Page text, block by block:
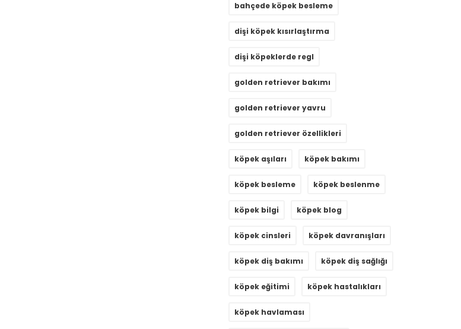
bahçede köpek besleme
dişi köpek kısırlaştırma
dişi köpeklerde regl
golden retriever bakımı
golden retriever yavru
golden retriever özellikleri
köpek aşıları köpek bakımı
köpek besleme köpek beslenme
köpek bilgi köpek blog
köpek cinsleri köpek davranışları
köpek diş bakımı köpek diş sağlığı
köpek eğitimi köpek hastalıkları
köpek havlaması